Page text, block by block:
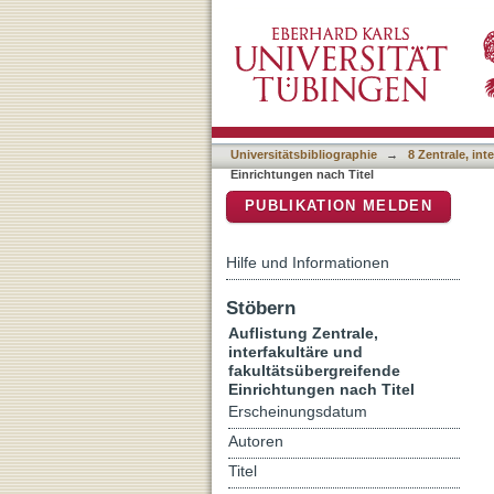
Universitätsbibliographie → 8 Zentrale,
Einrichtungen nach Titel
PUBLIKATION MELDEN
Hilfe und Informationen
Stöbern
Auflistung Zentrale,
interfakultäre und
fakultätsübergreifende
Einrichtungen nach Titel
Erscheinungsdatum
Autoren
Titel